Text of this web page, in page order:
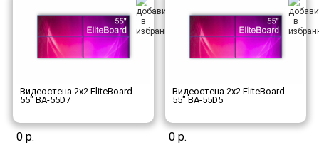
Видеостена 2x2 EliteBoard
55" BA-55D7
0 р.
Видеостена 2x2 EliteBoard
55" BA-55D5
0 р.